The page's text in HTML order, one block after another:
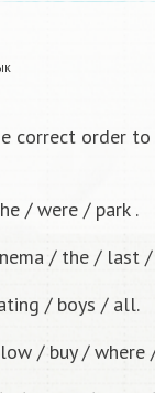
correct order to
/ were / park .
/ the / last
/ boys / all.
/ buy / where